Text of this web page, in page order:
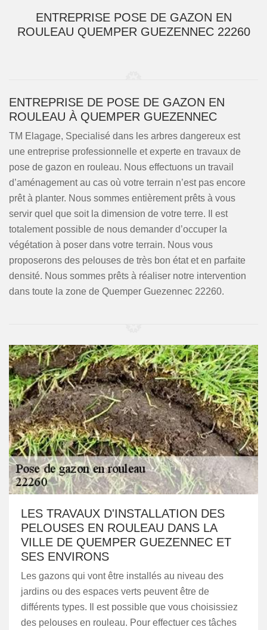
ENTREPRISE POSE DE GAZON EN
ROULEAU QUEMPER GUEZENNEC 22260
ENTREPRISE DE POSE DE GAZON EN
ROULEAU À QUEMPER GUEZENNEC
TM Elagage, Specialisé dans les arbres dangereux est
une entreprise professionnelle et experte en travaux de
pose de gazon en rouleau. Nous effectuons un travail
d’aménagement au cas où votre terrain n’est pas encore
prêt à planter. Nous sommes entièrement prêts à vous
servir quel que soit la dimension de votre terre. Il est
totalement possible de nous demander d’occuper la
végétation à poser dans votre terrain. Nous vous
proposerons des pelouses de très bon état et en parfaite
densité. Nous sommes prêts à réaliser notre intervention
dans toute la zone de Quemper Guezennec 22260.
LES TRAVAUX D'INSTALLATION DES
PELOUSES EN ROULEAU DANS LA
VILLE DE QUEMPER GUEZENNEC ET
SES ENVIRONS
Les gazons qui vont être installés au niveau des
jardins ou des espaces verts peuvent être de
différents types. Il est possible que vous choisissiez
des pelouses en rouleau. Pour effectuer ces tâches